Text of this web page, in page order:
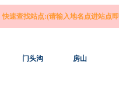
快速查找站点:(请输入地名点进站点
门头沟 房山